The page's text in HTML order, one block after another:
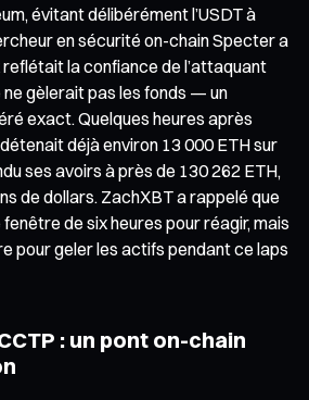
évitant délibérément l’USDT à
en sécurité on-chain Specter a
la confiance de l’attaquant
ne gèlerait pas les fonds — un
exact. Quelques heures après
déjà environ 13 000 ETH sur
ses avoirs à près de 130 262 ETH,
de dollars. ZachXBT a rappelé que
de six heures pour réagir, mais
pour geler les actifs pendant ce laps
: un pont on-chain